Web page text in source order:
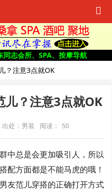
同志会所、SPA、按摩导航
？注意3点就OK
儿？注意3点就OK
出处：男装 阅读： 50
中总是会更加吸引人，所以
配方面都是不能马虎的哦！
友范儿穿搭的正确打开方式